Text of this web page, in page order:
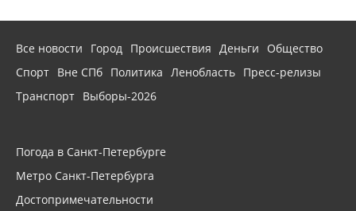
Все новости Город Происшествия Деньги
Общество
Спорт Вне СПб Политика Ленобласть Пресс-релизы
Транспорт Выборы-2026
Погода в Санкт-Петербурге
Метро Санкт-Петербурга
Достопримечательности